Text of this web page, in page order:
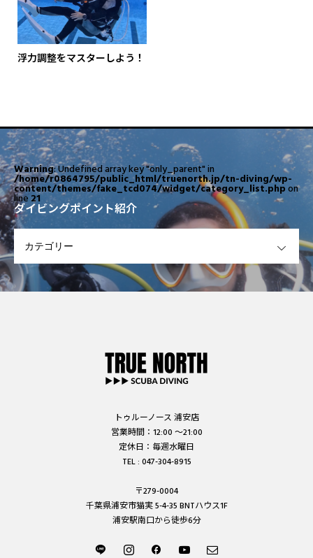
浮力調整をマスターしよう！
Warning: Undefined array key "only_parent" in
/home/r0864795/public_html/truenorth.jp/tn-diving/wp-
content/themes/fake_tcd074/widget/category_list.php on
line 21
ダイビングポイント紹介
OPEN
トゥルーノース 浦安店
営業時間：12:00 ～21:00
定休日：毎週水曜日
TEL : 047-304-8915
〒279-0004
千葉県浦安市猫実 5-4-35 BNTハウス1F
浦安駅南口から徒歩6分